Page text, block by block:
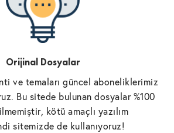
Orijinal Dosyalar
ve temaları güncel aboneliklerimiz
Bu sitede bulunan dosyalar %100
kötü amaçlı yazılım
sitemizde de kullanıyoruz!